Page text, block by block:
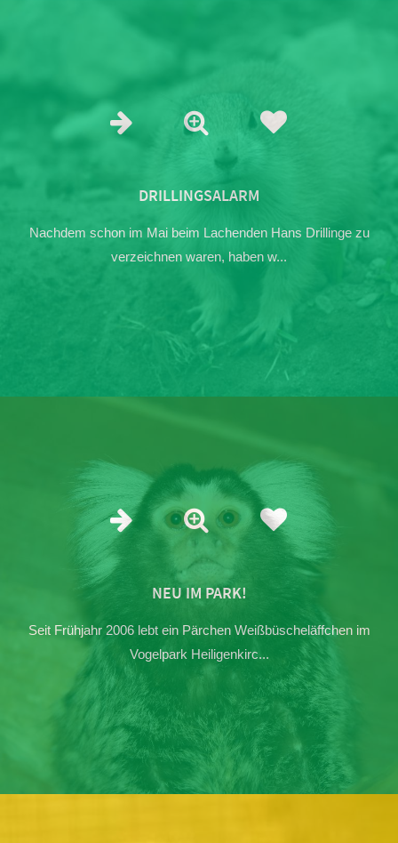
DRILLINGSALARM
Nachdem schon im Mai beim Lachenden Hans Drillinge zu
verzeichnen waren, haben w...
NEU IM PARK!
Seit Frühjahr 2006 lebt ein Pärchen Weißbüscheläffchen im
Vogelpark Heiligenkirc...